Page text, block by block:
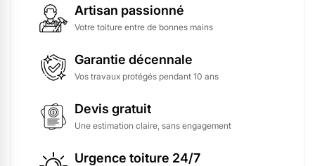
Artisan passionné
Votre toiture entre de bonnes mains
Garantie décennale
Vos travaux protégés pendant 10 ans
Devis gratuit
Une estimation claire, sans engagement
Urgence toiture 24/7